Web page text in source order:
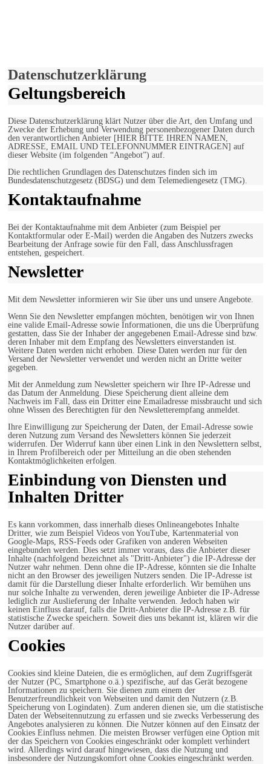
Datenschutzerklärung
Geltungsbereich
Diese Datenschutzerklärung klärt Nutzer über die Art, den Umfang und
Zwecke der Erhebung und Verwendung personenbezogener Daten durch
den verantwortlichen Anbieter [HIER BITTE IHREN NAMEN,
ADRESSE, EMAIL UND TELEFONNUMMER EINTRAGEN] auf
dieser Website (im folgenden “Angebot”) auf.
Die rechtlichen Grundlagen des Datenschutzes finden sich im
Bundesdatenschutzgesetz (BDSG) und dem Telemediengesetz (TMG).
Kontaktaufnahme
Bei der Kontaktaufnahme mit dem Anbieter (zum Beispiel per
Kontaktformular oder E-Mail) werden die Angaben des Nutzers zwecks
Bearbeitung der Anfrage sowie für den Fall, dass Anschlussfragen
entstehen, gespeichert.
Newsletter
Mit dem Newsletter informieren wir Sie über uns und unsere Angebote.
Wenn Sie den Newsletter empfangen möchten, benötigen wir von Ihnen
eine valide Email-Adresse sowie Informationen, die uns die Überprüfung
gestatten, dass Sie der Inhaber der angegebenen Email-Adresse sind bzw.
deren Inhaber mit dem Empfang des Newsletters einverstanden ist.
Weitere Daten werden nicht erhoben. Diese Daten werden nur für den
Versand der Newsletter verwendet und werden nicht an Dritte weiter
gegeben.
Mit der Anmeldung zum Newsletter speichern wir Ihre IP-Adresse und
das Datum der Anmeldung. Diese Speicherung dient alleine dem
Nachweis im Fall, dass ein Dritter eine Emailadresse missbraucht und sich
ohne Wissen des Berechtigten für den Newsletterempfang anmeldet.
Ihre Einwilligung zur Speicherung der Daten, der Email-Adresse sowie
deren Nutzung zum Versand des Newsletters können Sie jederzeit
widerrufen. Der Widerruf kann über einen Link in den Newslettern selbst,
in Ihrem Profilbereich oder per Mitteilung an die oben stehenden
Kontaktmöglichkeiten erfolgen.
Einbindung von Diensten und
Inhalten Dritter
Es kann vorkommen, dass innerhalb dieses Onlineangebotes Inhalte
Dritter, wie zum Beispiel Videos von YouTube, Kartenmaterial von
Google-Maps, RSS-Feeds oder Grafiken von anderen Webseiten
eingebunden werden. Dies setzt immer voraus, dass die Anbieter dieser
Inhalte (nachfolgend bezeichnet als "Dritt-Anbieter") die IP-Adresse der
Nutzer wahr nehmen. Denn ohne die IP-Adresse, könnten sie die Inhalte
nicht an den Browser des jeweiligen Nutzers senden. Die IP-Adresse ist
damit für die Darstellung dieser Inhalte erforderlich. Wir bemühen uns
nur solche Inhalte zu verwenden, deren jeweilige Anbieter die IP-Adresse
lediglich zur Auslieferung der Inhalte verwenden. Jedoch haben wir
keinen Einfluss darauf, falls die Dritt-Anbieter die IP-Adresse z.B. für
statistische Zwecke speichern. Soweit dies uns bekannt ist, klären wir die
Nutzer darüber auf.
Cookies
Cookies sind kleine Dateien, die es ermöglichen, auf dem Zugriffsgerät
der Nutzer (PC, Smartphone o.ä.) spezifische, auf das Gerät bezogene
Informationen zu speichern. Sie dienen zum einem der
Benutzerfreundlichkeit von Webseiten und damit den Nutzern (z.B.
Speicherung von Logindaten). Zum anderen dienen sie, um die statistische
Daten der Webseitennutzung zu erfassen und sie zwecks Verbesserung des
Angebotes analysieren zu können. Die Nutzer können auf den Einsatz der
Cookies Einfluss nehmen. Die meisten Browser verfügen eine Option mit
der das Speichern von Cookies eingeschränkt oder komplett verhindert
wird. Allerdings wird darauf hingewiesen, dass die Nutzung und
insbesondere der Nutzungskomfort ohne Cookies eingeschränkt werden.